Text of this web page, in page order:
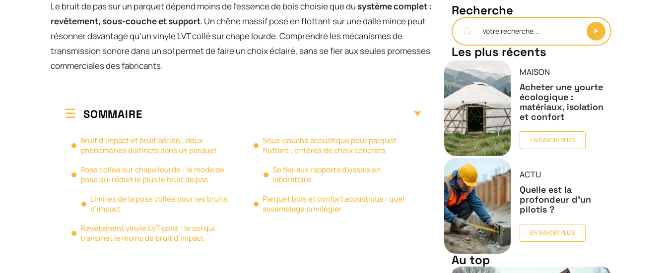
Le bruit de pas sur un parquet dépend moins de l’essence de bois choisie que dusystème complet :
revêtement, sous-couche et support. Un chêne massif posé en flottant sur une dalle mince peut
résonner davantage qu’un vinyle LVT collé sur chape lourde. Comprendre les mécanismes de
transmission sonore dans un sol permet de faire un choix éclairé, sans se fier aux seules promesses
commerciales des fabricants.
SOMMAIRE
Bruit d’impact et bruit aérien : deux
phénomènes distincts dans un parquet
Pose collée sur chape lourde : le mode de
pose qui réduit le plus le bruit de pas
Limites de la pose collée pour les bruits
d’impact
Revêtement vinyle LVT collé : le sol qui
transmet le moins de bruit d’impact
Sous-couche acoustique pour parquet
flottant : critères de choix concrets
Se fier aux rapports d’essais en
laboratoire
Parquet bois et confort acoustique : quel
assemblage privilégier
Recherche
Les plus récents
MAISON
Acheter une yourte
écologique :
matériaux, isolation
et confort
EN SAVOIR PLUS
ACTU
Quelle est la
profondeur d’un
pilotis ?
EN SAVOIR PLUS
Au top